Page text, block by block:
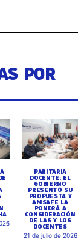
POR
PARITARIA
DOCENTE: EL
GOBIERNO
PRESENTÓ SU
PROPUESTA Y
AMSAFE LA
PONDRÁ A
CONSIDERACIÓN
DE LAS Y LOS
DOCENTES
21 de julio de 2026